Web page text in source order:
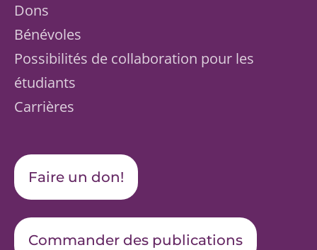
Dons
Bénévoles
Possibilités de collaboration pour les
étudiants
Carrières
Faire un don!
Commander des publications